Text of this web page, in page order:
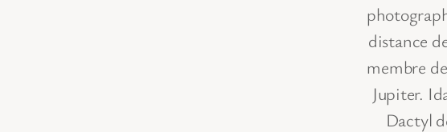
distance
membre
Jupiter.
Dactyl